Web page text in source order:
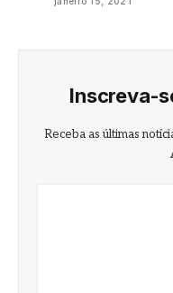
Inscreva-
Receba as últimas